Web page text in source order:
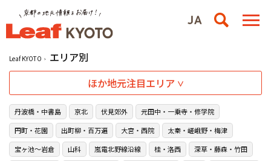
Leaf KYOTO
エリア別
ほか地元注目エリア
丹波橋・中書島 京北 伏見郊外
元田中・一乗寺・修学院
円町・花園
出町柳・百万遍 大宮・西院
太秦・嵯峨野・梅津
宝ヶ池〜岩倉
山科 嵐電北野線沿線 桂・洛西
深草・藤森・竹田